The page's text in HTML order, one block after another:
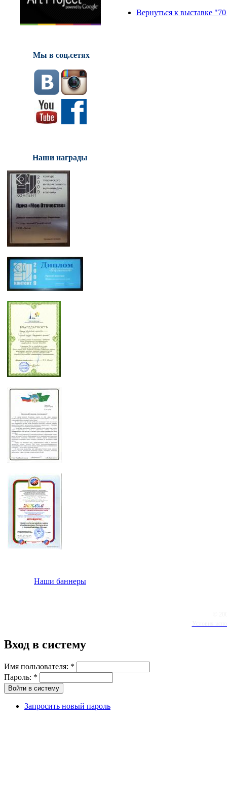
Мы в соц.сетях
Наши награды
Наши баннеры
Вернуться к выставке
Вход в систему
Имя пользователя: *
Пароль: *
Запросить новый пароль